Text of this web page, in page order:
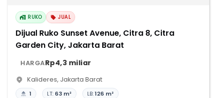
RUKO JUAL
Dijual Ruko Sunset Avenue, Citra 8, Citra
Garden City, Jakarta Barat
HARGARp4,3 miliar
Kalideres, Jakarta Barat
1 LT: 63 m² LB:126 m²